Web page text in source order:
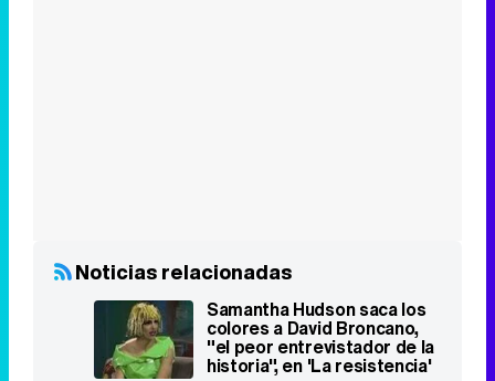
Noticias relacionadas
Samantha Hudson saca los
colores a David Broncano,
"el peor entrevistador de la
historia", en 'La resistencia'